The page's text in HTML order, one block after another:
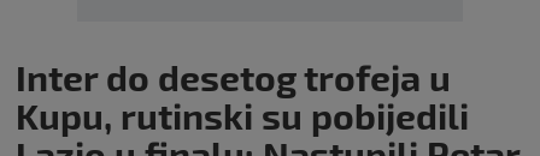
Inter do desetog trofeja u
Kupu, rutinski su pobijedili